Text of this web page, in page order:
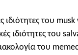
ιδιότητες του
ιδιότητες του
του